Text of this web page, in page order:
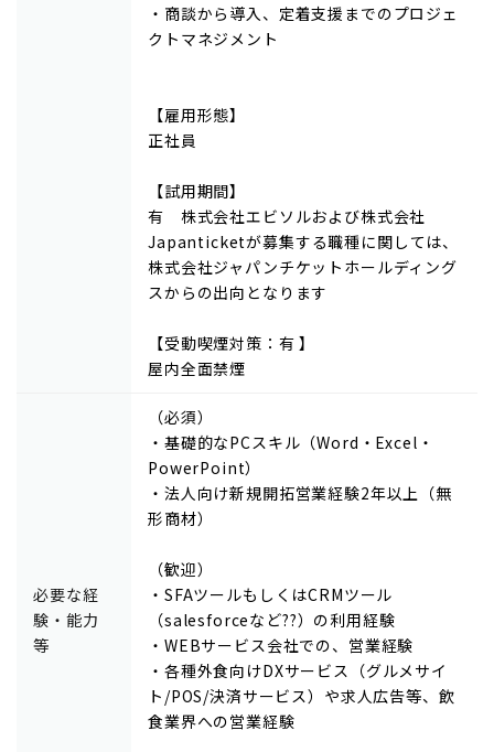
・商談から導入、定着支援までのプロジェ
クトマネジメント
【雇用形態】
正社員
【試用期間】
有 株式会社エビソルおよび株式会社
Japanticketが募集する職種に関しては、
株式会社ジャパンチケットホールディング
スからの出向となります
【受動喫煙対策：有 】
屋内全面禁煙
必要な経
験・能力
等
（必須）
・基礎的なPCスキル（Word・Excel・
PowerPoint）
・法人向け新規開拓営業経験2年以上（無
形商材）
（歓迎）
・SFAツールもしくはCRMツール
（salesforceなど??）の利用経験
・WEBサービス会社での、営業経験
・各種外食向けDXサービス（グルメサイ
ト/POS/決済サービス）や求人広告等、飲
食業界への営業経験